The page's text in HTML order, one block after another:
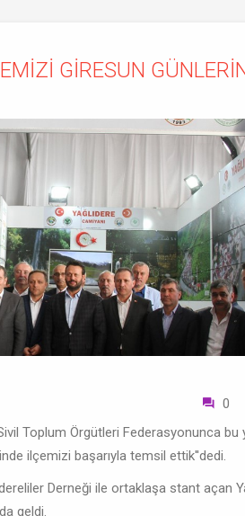
GİRESUN
0
Toplum Örgütleri Federasyonunca bu
ilçemizi başarıyla temsil ettik''dedi.
Derneği ile ortaklaşa stant açan
geldi.